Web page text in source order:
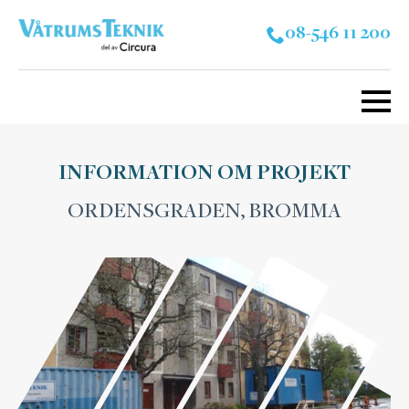
08-546 11 200
INFORMATION OM PROJEKT
ORDENSGRADEN, BROMMA